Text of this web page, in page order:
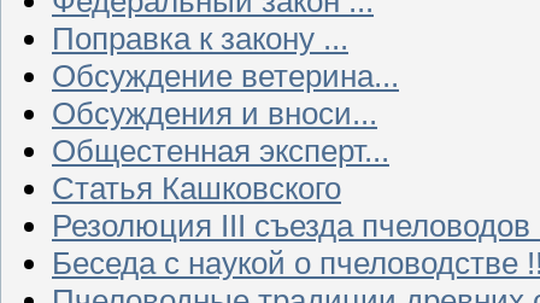
Поправка к закону ...
Обсуждение ветерина...
Обсуждения и вноси...
Общестенная эксперт...
Статья Кашковского
Резолюция III съезда
Беседа с наукой о пчеловодстве